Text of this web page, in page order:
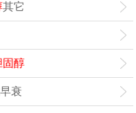
其它
固醇
衰